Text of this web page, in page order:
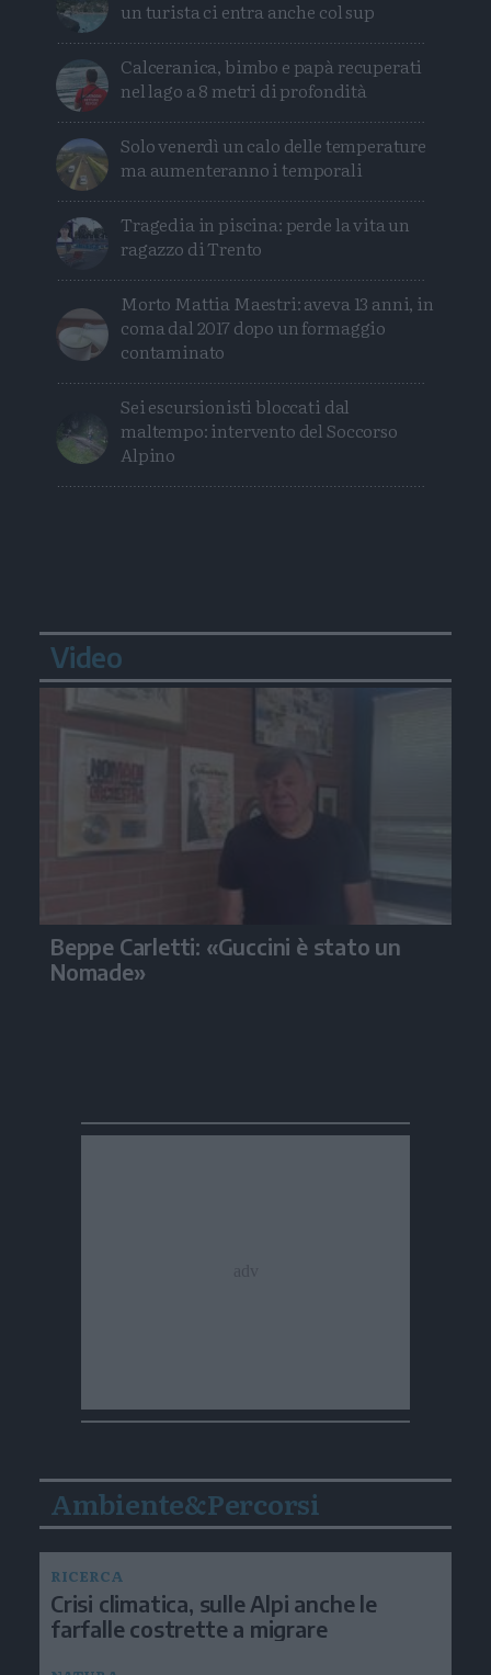
un turista ci entra anche col sup
Calceranica, bimbo e papà recuperati
nel lago a 8 metri di profondità
Solo venerdì un calo delle temperature
ma aumenteranno i temporali
Tragedia in piscina: perde la vita un
ragazzo di Trento
Morto Mattia Maestri: aveva 13 anni, in
coma dal 2017 dopo un formaggio
contaminato
Sei escursionisti bloccati dal
maltempo: intervento del Soccorso
Alpino
Video
Beppe Carletti: «Guccini è stato un
Nomade»
Ambiente&Percorsi
RICERCA
Crisi climatica, sulle Alpi anche le
farfalle costrette a migrare